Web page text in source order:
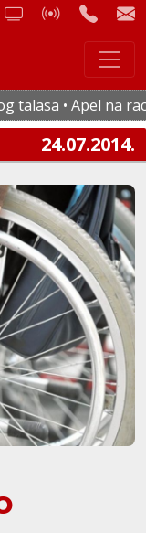
• Apel na
24.07.2014.